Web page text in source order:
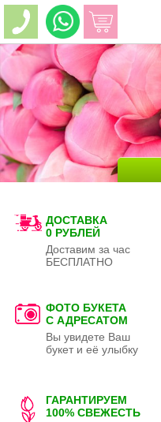
ДОСТАВКА
0 РУБЛЕЙ
Доставим за час
БЕСПЛАТНО
ФОТО БУКЕТА
С АДРЕСАТОМ
Вы увидете Ваш
букет и её улыбку
ГАРАНТИРУЕМ
100% СВЕЖЕСТЬ